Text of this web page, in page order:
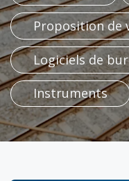
Proposition​​​​ de
Logiciels de
Instruments​​